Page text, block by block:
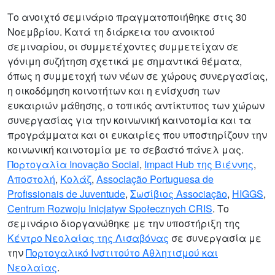
Το ανοιχτό σεμινάριο πραγματοποιήθηκε στις 30
Νοεμβρίου. Κατά τη διάρκεια του ανοικτού
σεμιναρίου, οι συμμετέχοντες συμμετείχαν σε
γόνιμη συζήτηση σχετικά με σημαντικά θέματα,
όπως η συμμετοχή των νέων σε χώρους συνεργασίας,
η οικοδόμηση κοινοτήτων και η ενίσχυση των
ευκαιριών μάθησης, ο τοπικός αντίκτυπος των χώρων
συνεργασίας για την κοινωνική καινοτομία και τα
προγράμματα και οι ευκαιρίες που υποστηρίζουν την
κοινωνική καινοτομία με το σεβαστό πάνελ μας.
Πορτογαλία Inovação Social, Impact Hub της Βιέννης,
Αποστολή, Κολάζ, Associação Portuguesa de
Profissionais de Juventude, Σωσίβιος Associação, HIGGS,
Centrum Rozwoju Inicjatyw Społecznych CRIS. Το
σεμινάριο διοργανώθηκε με την υποστήριξη της
Κέντρο Νεολαίας της Λισαβόνας σε συνεργασία με
τηνΠορτογαλικό Ινστιτούτο Αθλητισμού και
Νεολαίας.